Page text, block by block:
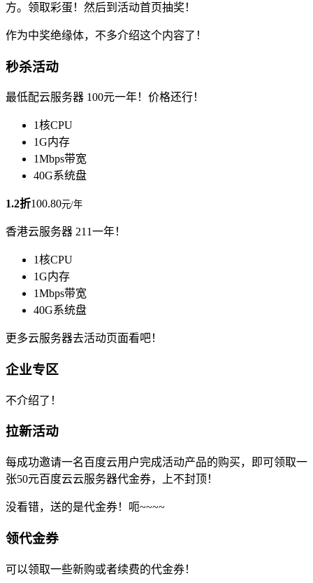
方。领取彩蛋！然后到活动首页抽奖！
作为中奖绝缘体，不多介绍这个内容了！
秒杀活动
最低配云服务器 100元一年！价格还行！
1核CPU
1G内存
1Mbps带宽
40G系统盘
1.2折100.80元/年
香港云服务器 211一年！
1核CPU
1G内存
1Mbps带宽
40G系统盘
更多云服务器去活动页面看吧！
企业专区
不介绍了！
拉新活动
每成功邀请一名百度云用户完成活动产品的购买，即可领取一
张50元百度云云服务器代金券，上不封顶！
没看错，送的是代金券！呃~~~~
领代金券
可以领取一些新购或者续费的代金券！